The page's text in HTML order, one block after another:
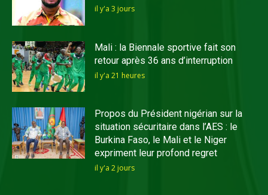
il y'a 3 jours
Mali : la Biennale sportive fait son
retour après 36 ans d’interruption
il y'a 21 heures
Propos du Président nigérian sur la
situation sécuritaire dans l’AES : le
Burkina Faso, le Mali et le Niger
expriment leur profond regret
il y'a 2 jours